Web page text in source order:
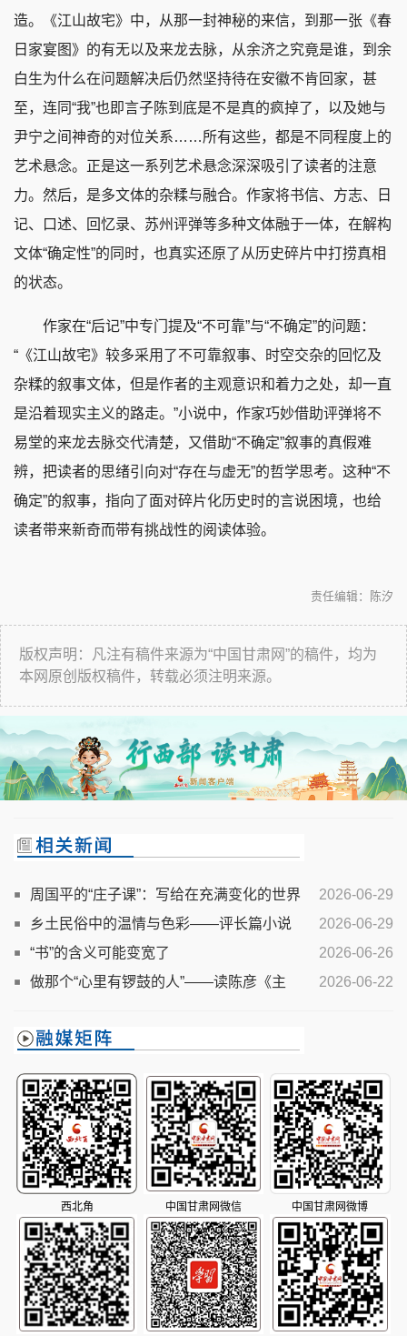
造。《江山故宅》中，从那一封神秘的来信，到那一张《春
日家宴图》的有无以及来龙去脉，从余济之究竟是谁，到余
白生为什么在问题解决后仍然坚持待在安徽不肯回家，甚
至，连同“我”也即言子陈到底是不是真的疯掉了，以及她与
尹宁之间神奇的对位关系……所有这些，都是不同程度上的
艺术悬念。正是这一系列艺术悬念深深吸引了读者的注意
力。然后，是多文体的杂糅与融合。作家将书信、方志、日
记、口述、回忆录、苏州评弹等多种文体融于一体，在解构
文体“确定性”的同时，也真实还原了从历史碎片中打捞真相
的状态。
作家在“后记”中专门提及“不可靠”与“不确定”的问题：
“《江山故宅》较多采用了不可靠叙事、时空交杂的回忆及
杂糅的叙事文体，但是作者的主观意识和着力之处，却一直
是沿着现实主义的路走。”小说中，作家巧妙借助评弹将不
易堂的来龙去脉交代清楚，又借助“不确定”叙事的真假难
辨，把读者的思绪引向对“存在与虚无”的哲学思考。这种“不
确定”的叙事，指向了面对碎片化历史时的言说困境，也给
读者带来新奇而带有挑战性的阅读体验。
责任编辑：陈汐
版权声明：凡注有稿件来源为“中国甘肃网”的稿件，均为
本网原创版权稿件，转载必须注明来源。
2026-06-29
周国平的“庄子课”：写给在充满变化的世界
中认真生活的人
2026-06-29
乡土民俗中的温情与色彩——评长篇小说
《石榴红，栀子白》
2026-06-26
“书”的含义可能变宽了
2026-06-22
做那个“心里有锣鼓的人”——读陈彦《主
西北角 中国甘肃网微信 中国甘肃网微博